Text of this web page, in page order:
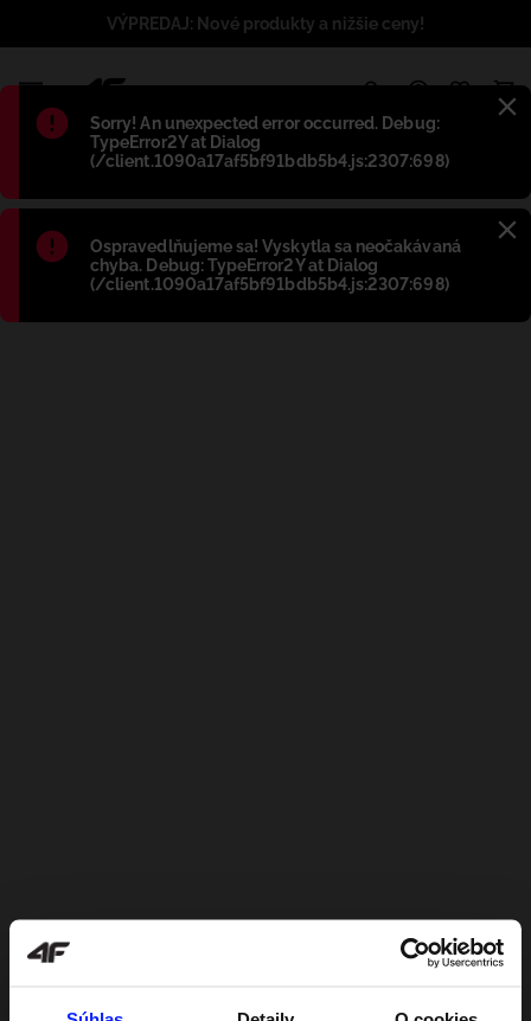
Błąd:
Sorry! An unexpected error occurred. Debug:
TypeError2Y at Dialog
(/client.1090a17af5bf91bdb5b4.js:2307:698)
Błąd:
Ospravedlňujeme sa! Vyskytla sa neočakávaná
chyba. Debug: TypeError2Y at Dialog
(/client.1090a17af5bf91bdb5b4.js:2307:698)
VÝPREDAJ: Nové produkty a nižšie ceny!